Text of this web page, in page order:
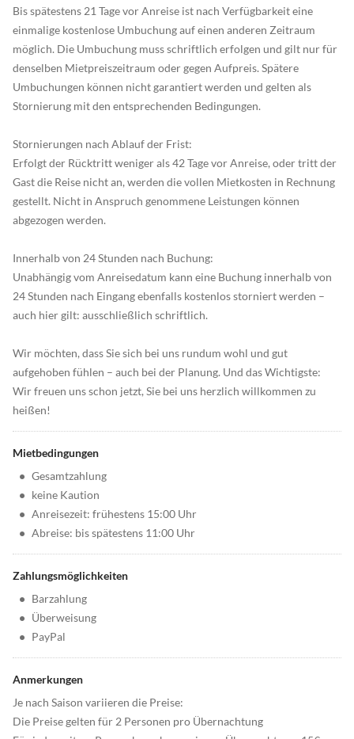
Bis spätestens 21 Tage vor Anreise ist nach Verfügbarkeit eine
einmalige kostenlose Umbuchung auf einen anderen Zeitraum
möglich. Die Umbuchung muss schriftlich erfolgen und gilt nur für
denselben Mietpreiszeitraum oder gegen Aufpreis. Spätere
Umbuchungen können nicht garantiert werden und gelten als
Stornierung mit den entsprechenden Bedingungen.
Stornierungen nach Ablauf der Frist:
Erfolgt der Rücktritt weniger als 42 Tage vor Anreise, oder tritt der
Gast die Reise nicht an, werden die vollen Mietkosten in Rechnung
gestellt. Nicht in Anspruch genommene Leistungen können
abgezogen werden.
Innerhalb von 24 Stunden nach Buchung:
Unabhängig vom Anreisedatum kann eine Buchung innerhalb von
24 Stunden nach Eingang ebenfalls kostenlos storniert werden –
auch hier gilt: ausschließlich schriftlich.
Wir möchten, dass Sie sich bei uns rundum wohl und gut
aufgehoben fühlen – auch bei der Planung. Und das Wichtigste:
Wir freuen uns schon jetzt, Sie bei uns herzlich willkommen zu
heißen!
Mietbedingungen
• Gesamtzahlung
• keine Kaution
• Anreisezeit: frühestens 15:00 Uhr
• Abreise: bis spätestens 11:00 Uhr
Zahlungsmöglichkeiten
• Barzahlung
• Überweisung
• PayPal
Anmerkungen
Je nach Saison variieren die Preise:
Die Preise gelten für 2 Personen pro Übernachtung